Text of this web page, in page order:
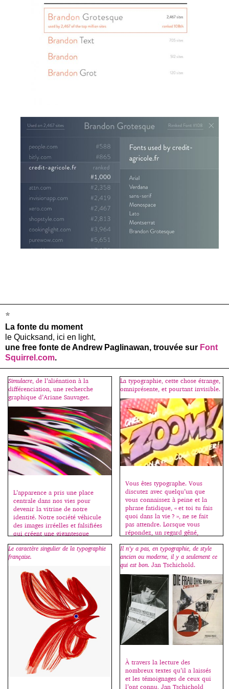
*
La fonte du moment
le Quicksand, ici en light,
une free fonte de Andrew Paglinawan, trouvée sur Font
Squirrel.com.
Simulacre, de l’aliénation à la
différenciation, une recherche
graphique d’Ariane Sauvaget.
L’apparence a pris une place
centrale dans nos vies pour
devenir la vitrine de notre
identité. Notre société véhicule
des images irréelles et falsifiées
qui créent une gigantesque
altération des réalités, il existe
une distorsion entre le corps
sa tête. Simulacre propose donc
de parcourir […]
La typographie, cette chose étrange,
omniprésente, et pourtant invisible.
Vous êtes typographe. Vous
discutez avec quelqu’un que
vous connaissez à peine et la
phrase fatidique, « et toi tu fais
quoi dans la vie ? », ne se fait
pas attendre. Lorsque vous
répondez, un regard gêné,
palpable, s’installe chez celui ou
celle qui regrette déjà d’avoir
posé la question et oscille […]
Le caractère singulier de la typographie
française.
Il n’y a pas, en typographie, de style
ancien ou moderne, il y a seulement ce
qui est bon. Jan Tschichold.
À travers la lecture des
nombreux textes qu’il a laissés
et les témoignages de ceux qui
l’ont connu, Jan Tschichold